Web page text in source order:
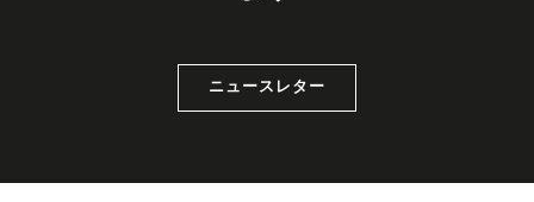
ニュースレター